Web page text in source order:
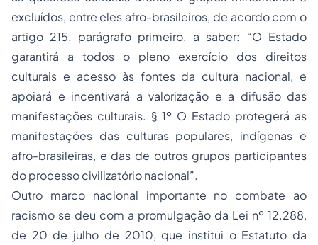
excluídos, entre eles afro-brasileiros, de acordo com o
artigo 215, parágrafo primeiro, a saber: “O Estado
garantirá a todos o pleno exercício dos direitos
culturais e acesso às fontes da cultura nacional, e
apoiará e incentivará a valorização e a difusão das
manifestações culturais. § 1º O Estado protegerá as
manifestações das culturas populares, indígenas e
afro-brasileiras, e das de outros grupos participantes
do processo civilizatório nacional”.
Outro marco nacional importante no combate ao
racismo se deu com a promulgação da Lei nº 12.288,
de 20 de julho de 2010, que institui o Estatuto da